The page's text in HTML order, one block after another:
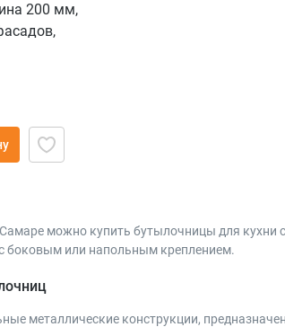
200 мм,
Самаре можно купить бутылочницы для
боковым или напольным креплением.
металлические конструкции,